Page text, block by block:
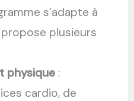
s’adapte à
plusieurs
physique :
cardio, de